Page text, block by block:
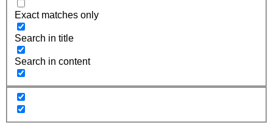
Exact matches only
Search in title
Search in content